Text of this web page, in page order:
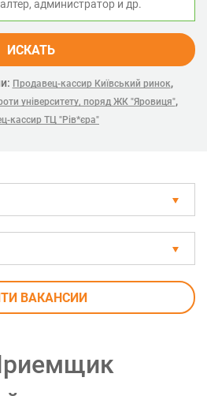
ИСКАТЬ
Продавец-кассир Київський ринок,
університету, поряд ЖК "Яровиця",
кассир ТЦ "Рів*єра"
ВАКАНСИИ